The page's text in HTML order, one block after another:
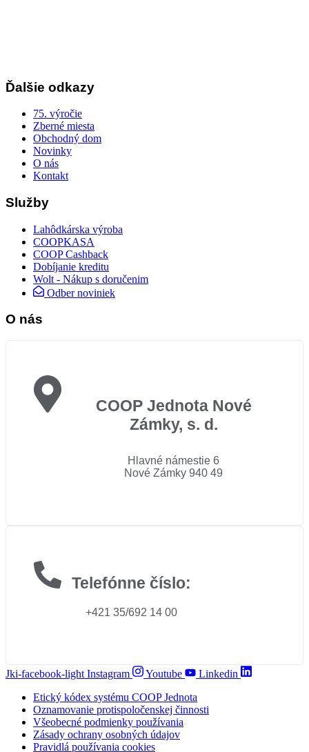
Ďalšie odkazy
75. výročie
Zberné miesta
Obchodný dom
Novinky
O nás
Kontakt
Služby
Lahôdkárska výroba
COOPKASA
COOP Cashback
Dobíjanie kreditu
Wolt - Nákup s doručenim
Odber noviniek
O nás
COOP Jednota Nové
Zámky, s. d.
Hlavné námestie 6
Nové Zámky 940 49
Telefónne číslo:
+421 35/692 14 00
Jki-facebook-light Instagram Youtube
Linkedin
Etický kódex systému COOP Jednota
Oznamovanie protispoločenskej činnosti
Všeobecné podmienky používania
Zásady ochrany osobných údajov
Pravidlá používania cookies